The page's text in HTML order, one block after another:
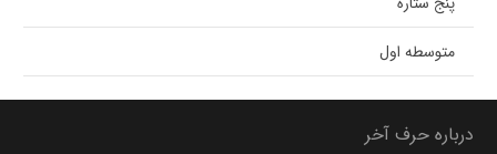
متوسطه اول
درباره حرف آخر